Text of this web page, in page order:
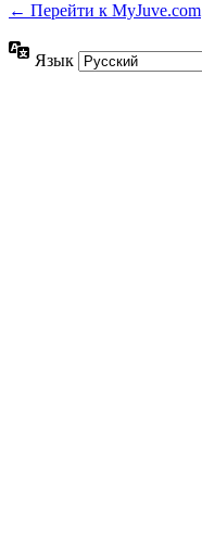
← Перейти к MyJuve.com
Язык